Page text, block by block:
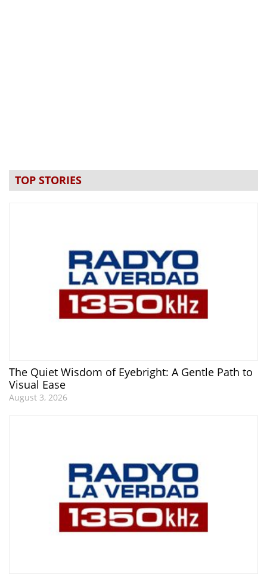
TOP STORIES
The Quiet Wisdom of Eyebright: A Gentle Path to
Visual Ease
August 3, 2026